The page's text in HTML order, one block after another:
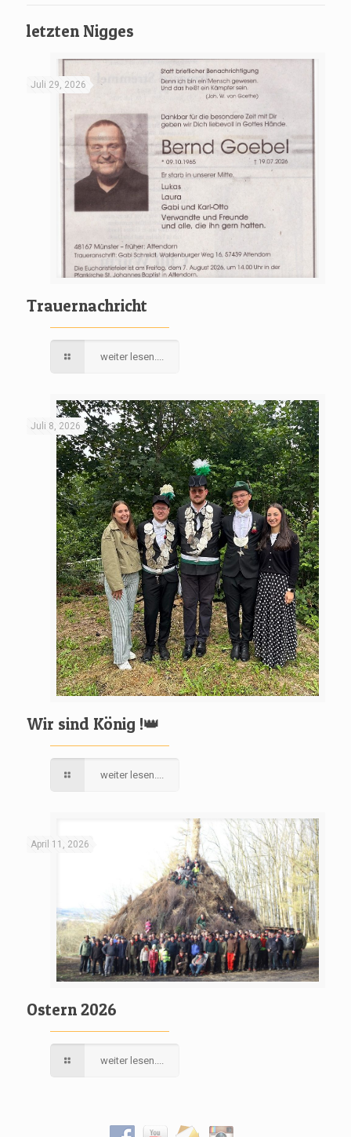
letzten Nigges
Juli 29, 2026
Trauernachricht
weiter lesen....
Juli 8, 2026
Wir sind König !👑
weiter lesen....
April 11, 2026
Ostern 2026
weiter lesen....